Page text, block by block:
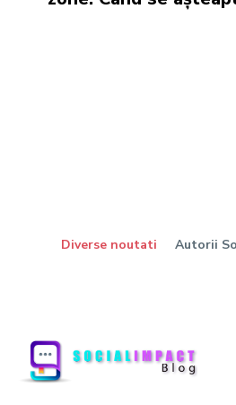
Diverse noutati Autorii